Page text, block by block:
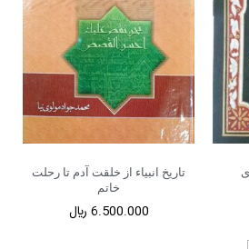
تاریخ انبیاء از خلقت آدم تا رحلت
خاتم
6.500.000 ﷼